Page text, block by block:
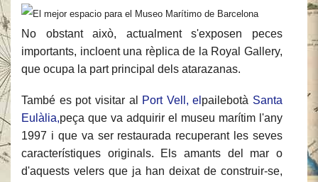
No obstant això, actualment s'exposen peces
importants, incloent una rèplica de la Royal Gallery,
que ocupa la part principal dels atarazanas.
També es pot visitar al Port Vell, el pailebotà Santa
Eulàlia,peça que va adquirir el museu marítim l'any
1997 i que va ser restaurada recuperant les seves
característiques originals. Els amants del mar o
d'aquests velers que ja han deixat de construir-se,